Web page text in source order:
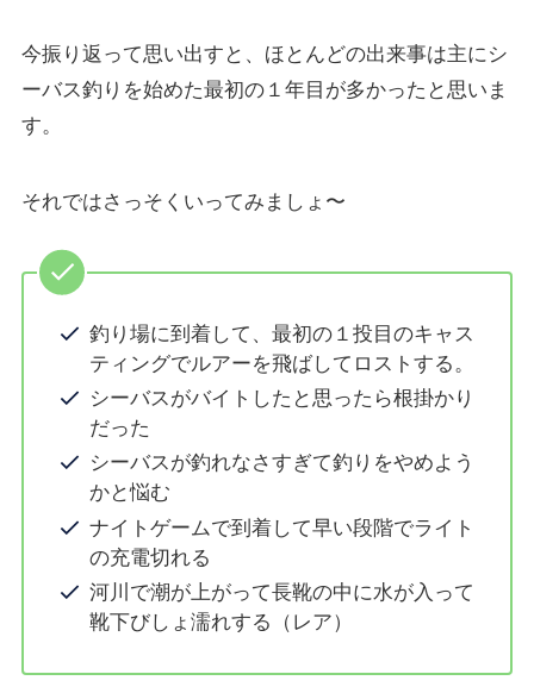
今振り返って思い出すと、ほとんどの出来事は主にシ
ーバス釣りを始めた最初の１年目が多かったと思いま
す。
それではさっそくいってみましょ〜
釣り場に到着して、最初の１投目のキャス
ティングでルアーを飛ばしてロストする。
シーバスがバイトしたと思ったら根掛かり
だった
シーバスが釣れなさすぎて釣りをやめよう
かと悩む
ナイトゲームで到着して早い段階でライト
の充電切れる
河川で潮が上がって長靴の中に水が入って
靴下びしょ濡れする（レア）